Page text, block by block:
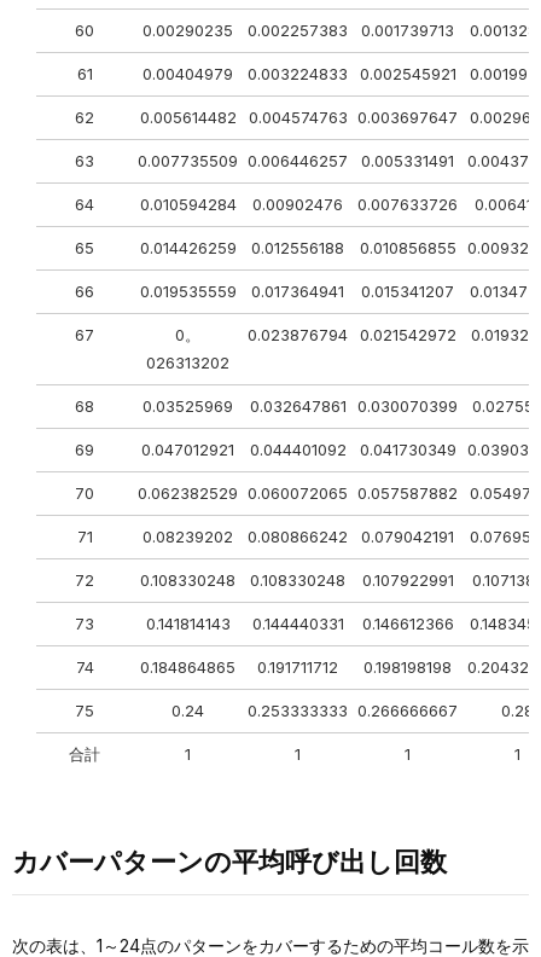
60 0.00290235 0.002257383 0.001739713
61 0.00404979 0.003224833 0.002545921
62 0.005614482 0.004574763 0.003697647
63 0.007735509 0.006446257 0.005331491
64 0.010594284 0.00902476 0.007633726
65 0.014426259 0.012556188 0.010856855
66 0.019535559 0.017364941 0.015341207
67
0。
026313202
0.023876794 0.021542972
68 0.03525969 0.032647861 0.030070399
69 0.047012921 0.044401092 0.041730349
70 0.062382529 0.060072065 0.057587882
71 0.08239202 0.080866242 0.079042191
72 0.108330248 0.108330248 0.107922991
73 0.141814143 0.144440331 0.146612366
74 0.184864865 0.191711712 0.198198198
75 0.24 0.253333333 0.266666667 0.28
合計 1 1 1 1
カバーパターンの平均呼び出し回数
次の表は、1～24点のパターンをカバーするための平均コール数を示